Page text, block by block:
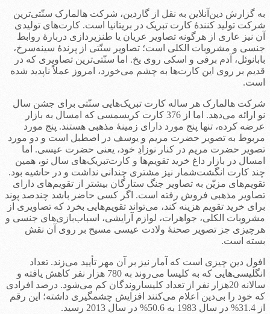
به گزارش دین‌آنلاین به نقل از گاردین، شرکت هالمارک سنّتی‌ترین
شرکت تولید کنندۀ کارت تبریک در بریتانیا است. کارت‌های تولیدی
آن نیز عاری از هرگونه تصاویر عریان یا طنزپردازی دربارۀ روابط
جنسی و مشروبات الکلی است؛ تصاویر سنّتی از پرندۀ سینه‌سرخ،
بابانوئل، آدم برفی و اسکی روی یخ. اما سنّتی‌ترین تصاویری که در
قدیم بر روی این کارت‌ها به چشم می‌خورد، امروز عملاً ناپدید شده
است.
شرکت هالمارک هر ساله کارت تبریک‌هایی سنّتی برای جشن سال
نو ارائه می‌دهد. اما از 376 کارت کریسمسی که امسال به بازار
عرضه کرده، تنها پنج مورد دارای زمینۀ مذهبی هستند. پنج مورد
مربوط به تصویر حضرت مریم و یوسف در اصطبل است و دو مورد
تصویر حضرت مریم در کنار نوزادِ خود، یعنی حضرت عیسی. اما
امسال در بازار داغ خرید تقویم‌ها و کارت‌تبریک‌های سال نو، همین
چند کارت انگشت‌شمار نیز مشتری چندانی نداشت و در حاشیه بود.
تقویم‌های مزیّن به تصاویر جنگ ستارگان بیشتر از تقویم‌های دارای
تصاویر مذهبی فروش رفته است. اگر کسی حاضر باشد چندصد پوند
برای خرید تقویم هزینه کند، می‌تواند تقویم‌هایی بخرد که تصاویری از
مشروبات الکلی، جواهرات، لوازم آرایشی، اسباب‌بازی‌های جنسی و
هرچیزی جز تصویر صحنۀ ولادت عیسی مسیح بر روی آن نقش
بسته است.
افول دین چیزی است که آمار نیز بر آن مهر تأیید می‌زند. تعداد
انگلیسی‌هایی که به کلیسا می‌روند به 780 هزار نفر کاهش یافته و
سالانه 20هزار نفر از تعداد کلیساروندگان کم می‌شود. درصد افرادی
که خود را بی‌دین اعلام می‌کنند افزایش چشمگیری داشته؛ این رقم
از 31.4% در سال 1983 به 50.6% در سال 2013 رسید.